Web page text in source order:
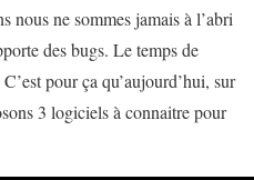
nous ne sommes jamais à l’abri
des bugs. Le temps de
pour ça qu’aujourd’hui, sur
3 logiciels à connaitre pour